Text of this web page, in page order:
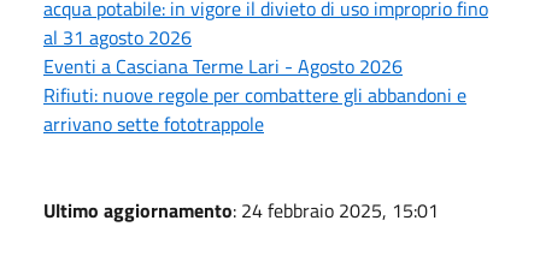
acqua potabile: in vigore il divieto di uso improprio fino
al 31 agosto 2026
Eventi a Casciana Terme Lari - Agosto 2026
Rifiuti: nuove regole per combattere gli abbandoni e
arrivano sette fototrappole
Ultimo aggiornamento: 24 febbraio 2025, 15:01